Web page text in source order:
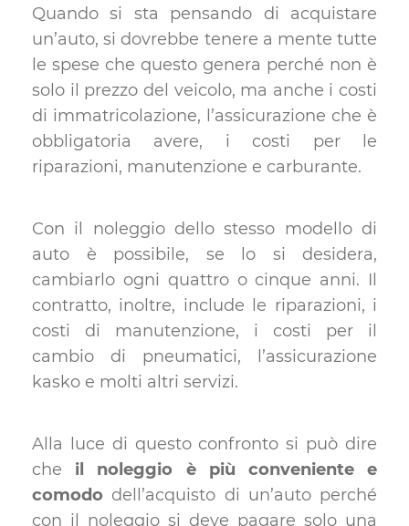
Quando si sta pensando di acquistare
un’auto, si dovrebbe tenere a mente tutte
le spese che questo genera perché non è
solo il prezzo del veicolo, ma anche i costi
di immatricolazione, l’assicurazione che è
obbligatoria avere, i costi per le
riparazioni, manutenzione e carburante.
Con il noleggio dello stesso modello di
auto è possibile, se lo si desidera,
cambiarlo ogni quattro o cinque anni. Il
contratto, inoltre, include le riparazioni, i
costi di manutenzione, i costi per il
cambio di pneumatici, l’assicurazione
kasko e molti altri servizi.
Alla luce di questo confronto si può dire
che il noleggio è più conveniente e
comodo dell’acquisto di un’auto perché
con il noleggio si deve pagare solo una